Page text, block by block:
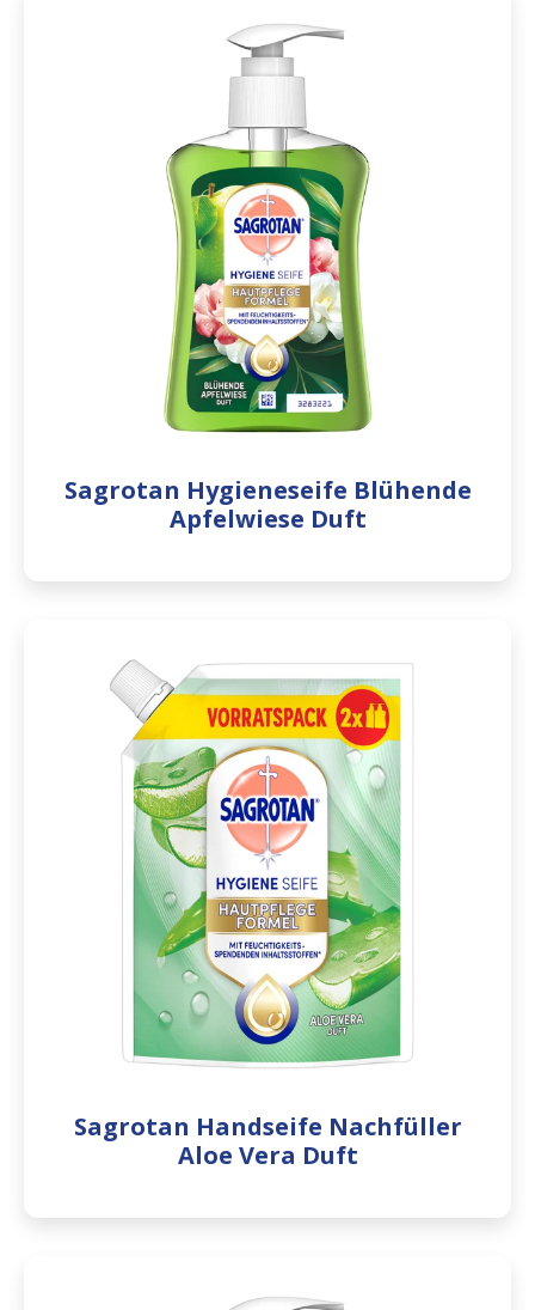
Sagrotan Hygieneseife Blühende
Apfelwiese Duft
Sagrotan Handseife Nachfüller
Aloe Vera Duft